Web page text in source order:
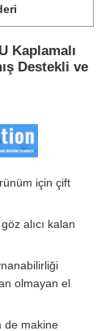
Kaplamalı
Destekli ve
için çift
alıcı kalan
olmayan el
de makine